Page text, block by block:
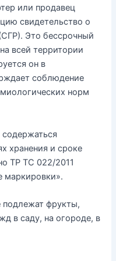
или продавец
свидетельство о
Это бессрочный
всей территории
он в
соблюдение
норм
хранения и сроке
ТР ТС 022/2011
маркировки».
подлежат фрукты,
в саду, на огороде, в